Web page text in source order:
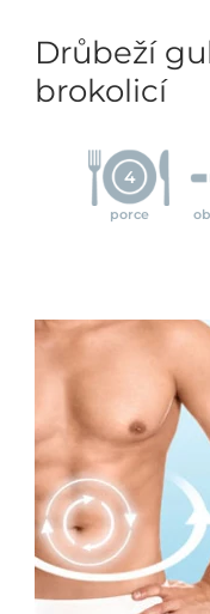
Drůbeží
brokolicí
4
porce